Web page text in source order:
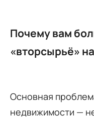
Почему вам
«вторсырьё»
Основная
недвижимости —